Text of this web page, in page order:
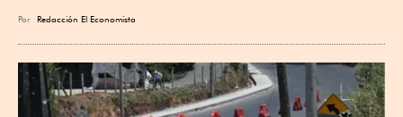
Por Redacción El Economista